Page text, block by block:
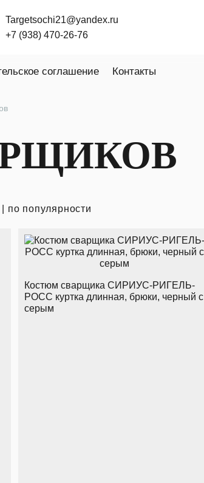
Targetsochi21@yandex.ru
+7 (938) 470-26-76
соглашение Контакты
по популярности
Костюм сварщика СИРИУС-РИГЕЛЬ-
РОСС куртка длинная, брюки, черный с
серым